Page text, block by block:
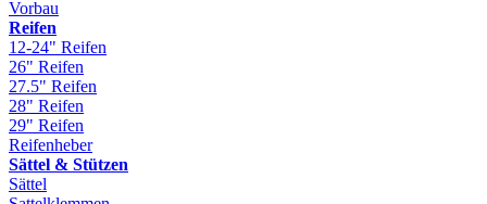
Vorbau
Reifen
12-24" Reifen
26" Reifen
27.5" Reifen
28" Reifen
29" Reifen
Reifenheber
Sättel & Stützen
Sättel